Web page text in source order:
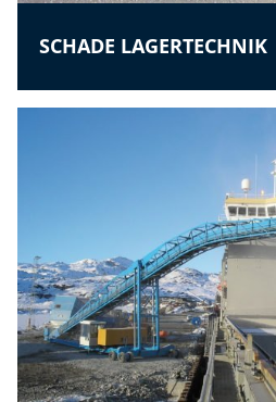
SCHADE LAGERTECHNIK